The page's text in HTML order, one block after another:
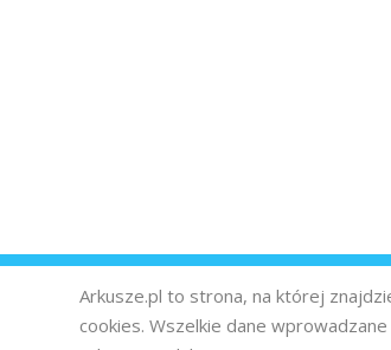
Arkusze.pl to strona, na której
cookies. Wszelkie dane